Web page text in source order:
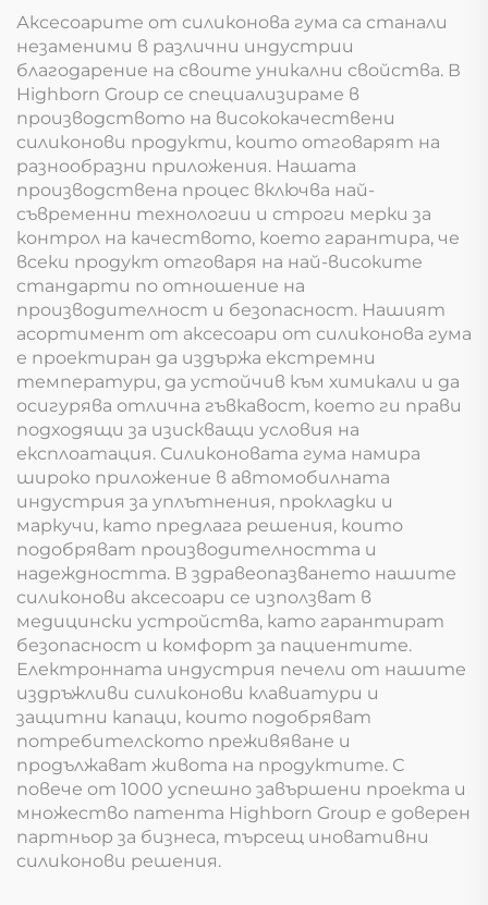
Аксесоарите от силиконова гума са станали
незаменими в различни индустрии
благодарение на своите уникални свойства. В
Highborn Group се специализираме в
производството на висококачествени
силиконови продукти, които отговарят на
разнообразни приложения. Нашата
производствена процес включва най-
съвременни технологии и строги мерки за
контрол на качеството, което гарантира, че
всеки продукт отговаря на най-високите
стандарти по отношение на
производителност и безопасност. Нашият
асортимент от аксесоари от силиконова гума
е проектиран да издържа екстремни
температури, да устойчив към химикали и да
осигурява отлична гъвкавост, което ги прави
подходящи за изискващи условия на
експлоатация. Силиконовата гума намира
широко приложение в автомобилната
индустрия за уплътнения, прокладки и
маркучи, като предлага решения, които
подобряват производителността и
надеждността. В здравеопазването нашите
силиконови аксесоари се използват в
медицински устройства, като гарантират
безопасност и комфорт за пациентите.
Електронната индустрия печели от нашите
издръжливи силиконови клавиатури и
защитни капаци, които подобряват
потребителското преживяване и
продължават живота на продуктите. С
повече от 1000 успешно завършени проекта и
множество патента Highborn Group е доверен
партньор за бизнеса, търсещ иновативни
силиконови решения.